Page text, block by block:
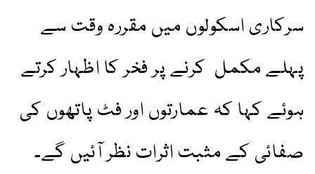
سرکاری اسکولوں میں مقررہ وقت سے
پہلے مکمل کرنے پر فخر کا اظہار کرتے
ہوئے کہا کہ عمارتوں اور فٹ پاتھوں کی
صفائی کے مثبت اثرات نظر آئیں گے۔